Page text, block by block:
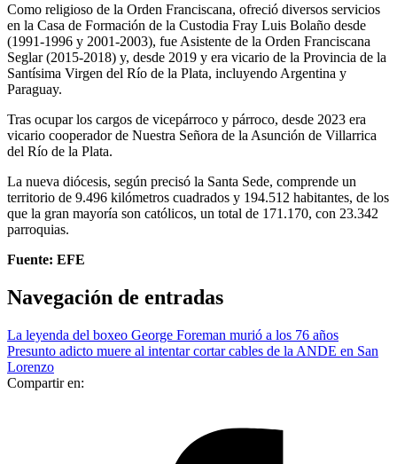
Como religioso de la Orden Franciscana, ofreció diversos servicios
en la Casa de Formación de la Custodia Fray Luis Bolaño desde
(1991-1996 y 2001-2003), fue Asistente de la Orden Franciscana
Seglar (2015-2018) y, desde 2019 y era vicario de la Provincia de la
Santísima Virgen del Río de la Plata, incluyendo Argentina y
Paraguay.
Tras ocupar los cargos de vicepárroco y párroco, desde 2023 era
vicario cooperador de Nuestra Señora de la Asunción de Villarrica
del Río de la Plata.
La nueva diócesis, según precisó la Santa Sede, comprende un
territorio de 9.496 kilómetros cuadrados y 194.512 habitantes, de los
que la gran mayoría son católicos, un total de 171.170, con 23.342
parroquias.
Fuente: EFE
Navegación de entradas
La leyenda del boxeo George Foreman murió a los 76 años
Presunto adicto muere al intentar cortar cables de la ANDE en San
Lorenzo
Compartir en: